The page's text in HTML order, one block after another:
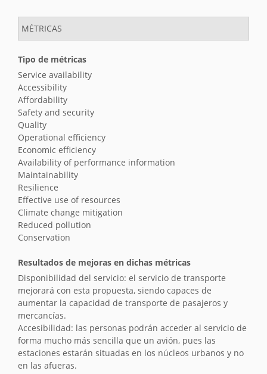
MÉTRICAS
Tipo de métricas
Service availability
Accessibility
Affordability
Safety and security
Quality
Operational efficiency
Economic efficiency
Availability of performance information
Maintainability
Resilience
Effective use of resources
Climate change mitigation
Reduced pollution
Conservation
Resultados de mejoras en dichas métricas
Disponibilidad del servicio: el servicio de transporte
mejorará con esta propuesta, siendo capaces de
aumentar la capacidad de transporte de pasajeros y
mercancías.
Accesibilidad: las personas podrán acceder al servicio de
forma mucho más sencilla que un avión, pues las
estaciones estarán situadas en los núcleos urbanos y no
en las afueras.